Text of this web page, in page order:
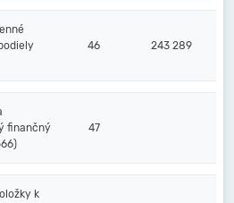
46 243 289
finančný
47
k